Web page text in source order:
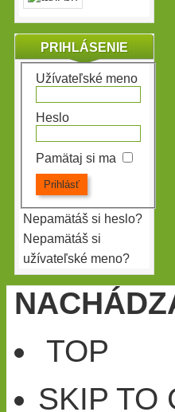
PRIHLÁSENIE
Užívateľské meno
Heslo
Pamätaj si ma
Nepamätáš si heslo?
Nepamätáš si
užívateľské meno?
TOP
SKIP TO